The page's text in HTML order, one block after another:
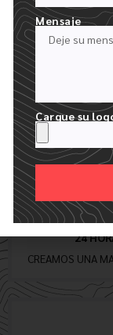
24
CREAMOS UNA
Mensaje
Cargue su
Alternative: